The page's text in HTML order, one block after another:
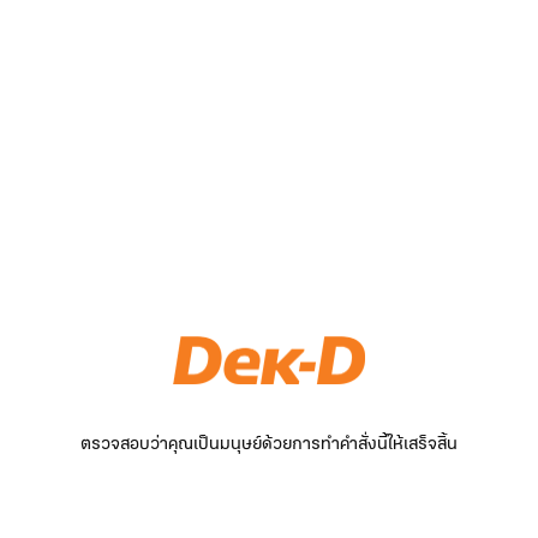
ตรวจสอบว่าคุณเป็นมนุษย์ด้วยการทำคำสั่งนี้ให้เสร็จสิ้น